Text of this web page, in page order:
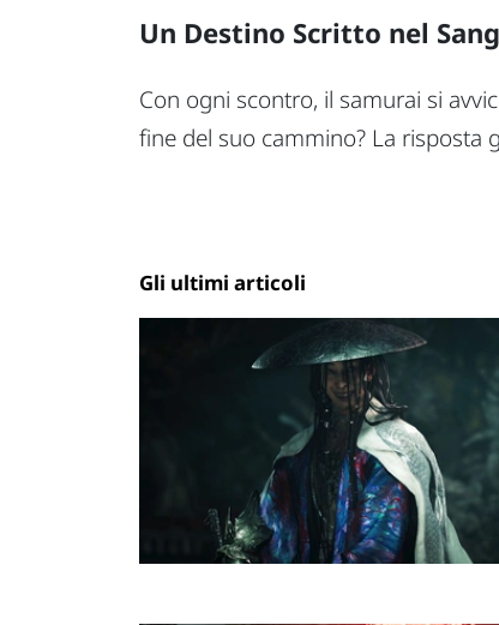
Un Destino Scritto nel
Con ogni scontro, il samurai si
fine del suo cammino? La risposta
Gli ultimi articoli